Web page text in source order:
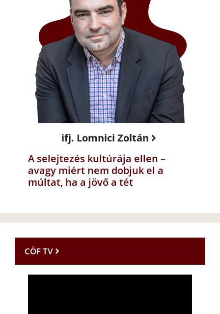
ifj. Lomnici Zoltán
A selejtezés kultúrája ellen –
avagy miért nem dobjuk el a
múltat, ha a jövő a tét
CÖF TV